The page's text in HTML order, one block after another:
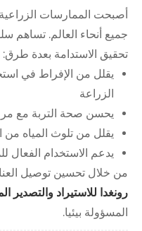
أصبحت الممارسات
جميع أنحاء العالم. تساهم
تحقيق الاستدامة بعدة طرق:
يقلل من الإفراط في
الزراعة
يحسن صحة التربة مع
يقلل من تلوث المياه
يدعم الاستخدام الفعال
من خلال تحسين توصيل
رونغدا للاستيراد والتصدير
المسؤولة بيئيا.